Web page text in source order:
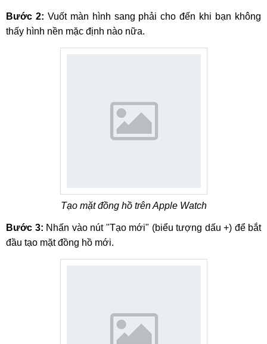
Bước 2: Vuốt màn hình sang phải cho đến khi bạn không
thấy hình nền mặc định nào nữa.
Tạo mặt đồng hồ trên Apple Watch
Bước 3: Nhấn vào nút "Tạo mới" (biểu tượng dấu +) để bắt
đầu tạo mặt đồng hồ mới.